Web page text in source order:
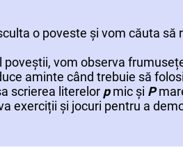
o poveste și vom căuta să
poveștii, vom observa
aminte când trebuie să
scrierea literelor pmic și P
exerciții și jocuri pentru a